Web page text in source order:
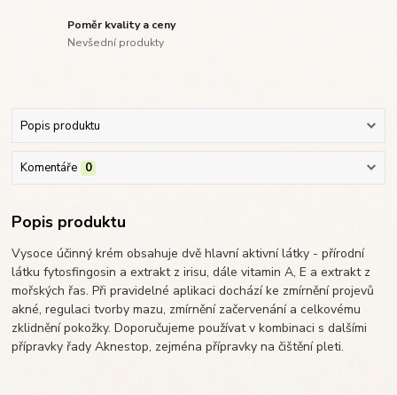
Poměr kvality a ceny
Nevšední produkty
Popis produktu
Komentáře 0
Popis produktu
Vysoce účinný krém obsahuje dvě hlavní aktivní látky - přírodní
látku fytosfingosin a extrakt z irisu, dále vitamin A, E a extrakt z
mořských řas. Při pravidelné aplikaci dochází ke zmírnění projevů
akné, regulaci tvorby mazu, zmírnění začervenání a celkovému
zklidnění pokožky. Doporučujeme používat v kombinaci s dalšími
přípravky řady Aknestop, zejména přípravky na čištění pleti.